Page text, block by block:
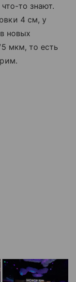
то знают.
4 см, у
новых
мкм, то есть